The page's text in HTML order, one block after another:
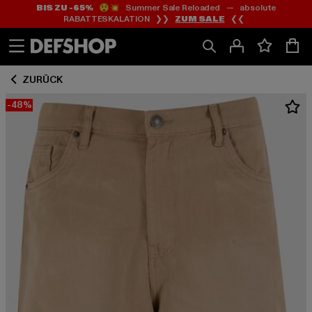
Zum
Inhalt
springen
Zum
Fußzeile
springen
BIS ZU -65%😲💥 Summer Sale Reloaded — absolute
RABATTESKALATION ❯❯ ZUM SALE ❮❮
ZURÜCK
-48%